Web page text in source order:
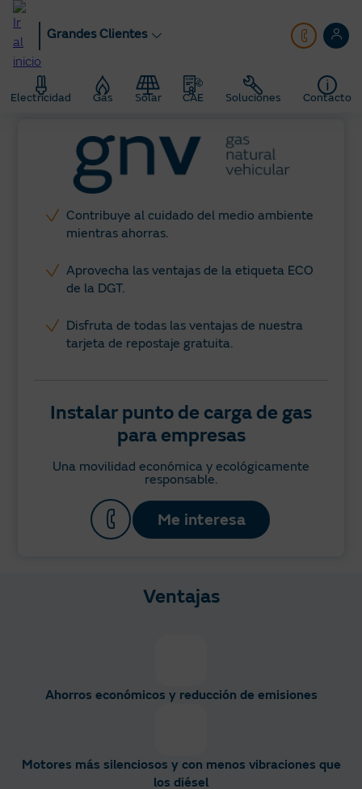
Pasar
contenido
principal
Grandes Clientes
Electricidad Gas Solar CAE Soluciones Contacto
Grandes Clientes Vehículos con gas natural
Contribuye al cuidado del medio ambiente
mientras ahorras.
Aprovecha las ventajas de la etiqueta ECO
de la DGT.
Disfruta de todas las ventajas de nuestra
tarjeta de repostaje gratuita.
Instalar punto de carga de gas
para empresas
Una movilidad económica y ecológicamente
responsable.
Me interesa
Ventajas
Ahorros económicos y reducción de emisiones
Motores más silenciosos y con menos vibraciones que
los diésel